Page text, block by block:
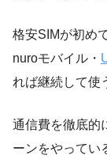
格安SIMが初め
nuroモバイル・
れば継続して使
通信費を徹底的
ーンをやってい